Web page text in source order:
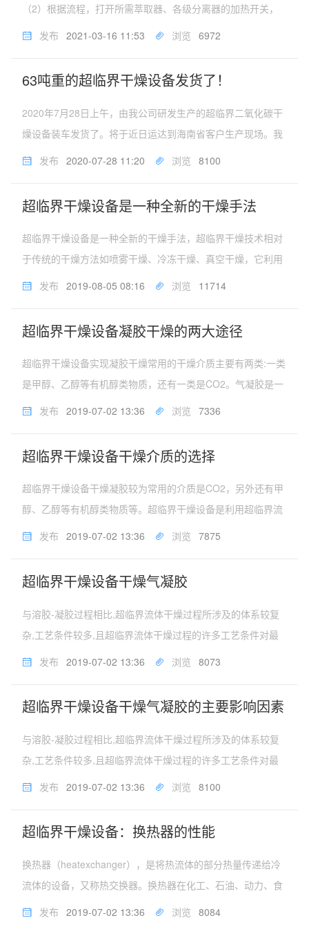
（2）根据流程，打开所需萃取器、各级分离器的加热开关，
将各自控温仪调节到各自所需的设定温度；（3）称取一定量
右，且萃取器、各级分离器...
发布 2021-03-16 11:53 浏览 6972
63吨重的超临界干燥设备发货了！
2020年7月28日上午，由我公司研发生产的超临界二氧化碳干
燥设备装车发货了。将于近日运达到海南省客户生产现场。我
公司现场安装人员，也将启程到达海南省安装现场，对此大型
发布 2020-07-28 11:20 浏览 8100
超临界干燥设备是一种全新的干燥手法
超临界干燥设备是一种全新的干燥手法，超临界干燥技术相对
于传统的干燥方法如喷雾干燥、冷冻干燥、真空干燥，它利用
超临界流体所具有的超强溶解能力，把待干燥物料中的溶剂溶
中达到其本身的临界点，完...
发布 2019-08-05 08:16 浏览 11714
超临界干燥设备凝胶干燥的两大途径
超临界干燥设备实现凝胶干燥常用的干燥介质主要有两类:一类
是甲醇、乙醇等有机醇类物质，还有一类是CO2。气凝胶是一
种具有高比表面积、低堆积密度的多孔纳米材料，由于气凝胶
广阔的应用前景,其...
发布 2019-07-02 13:36 浏览 7336
超临界干燥设备干燥介质的选择
超临界干燥设备干燥凝胶较为常用的介质是CO2，另外还有甲
醇、乙醇等有机醇类物质等。超临界干燥设备是利用超临界流
体的特殊性质而开发的一种新型的干燥方法，是近年来发展起
备在各行各业的应用将会...
发布 2019-07-02 13:36 浏览 7875
超临界干燥设备干燥气凝胶
与溶胶-凝胶过程相比,超临界流体干燥过程所涉及的体系较复
杂,工艺条件较多,且超临界流体干燥过程的许多工艺条件对最
终气凝胶的结构和性能会产生较大的影响。因此,正确选择这些
有：干燥介质种类、...
发布 2019-07-02 13:36 浏览 8073
超临界干燥设备干燥气凝胶的主要影响因素
与溶胶-凝胶过程相比,超临界流体干燥过程所涉及的体系较复
杂,工艺条件较多,且超临界流体干燥过程的许多工艺条件对最
终气凝胶的结构和性能会产生较大的影响。因此,正确选择这些
有：干燥介质种类、...
发布 2019-07-02 13:36 浏览 8100
超临界干燥设备：换热器的性能
换热器（heatexchanger），是将热流体的部分热量传递给冷
流体的设备，又称热交换器。换热器在化工、石油、动力、食
品及其它许多工业生产中占有重要地位，其在化工生产中换热
发布 2019-07-02 13:36 浏览 8084